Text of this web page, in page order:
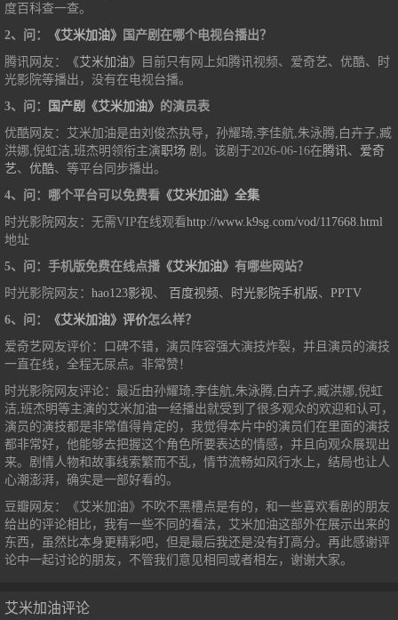
度百科查一查。
2、问：
《艾米加油》
国产剧在哪个电视台播出？
腾讯网友：
《艾米加油》
目前只有网上如腾讯视频、爱奇艺、优酷、时
光影院等播出，没有在电视台播。
3、问：
国产剧《艾米加油》 的演员表
优酷网友：艾米加油是由刘俊杰执导，孙耀琦,李佳航,朱泳腾,白卉子,臧
洪娜,倪虹洁,班杰明领衔主演职场 剧。该剧于2026-06-16在 腾讯 、 爱奇
艺、 优酷、等平台同步播出。
4、问：哪个平台可以免费看 《艾米加油》全集
时光影院网友：无需VIP在线观看http://www.k9sg.com/vod/117668.html
地址
5、问：手机版免费在线点播 《艾米加油》 有哪些网站？
时光影院网友： hao123影视、 百度视频、 时光影院手机版、 PPTV
6、问：
《艾米加油》评价怎么样？
爱奇艺网友评价：口碑不错，演员阵容强大演技炸裂，并且演员的演技
一直在线，全程无尿点。非常赞！
时光影院网友评论：最近由孙耀琦,李佳航,朱泳腾,白卉子,臧洪娜,倪虹
洁,班杰明等主演的艾米加油一经播出就受到了很多观众的欢迎和认可，
演员的演技都是非常值得肯定的，我觉得本片中的演员们在里面的演技
都非常好，他能够去把握这个角色所要表达的情感，并且向观众展现出
来。剧情人物和故事线索繁而不乱，情节流畅如风行水上，结局也让人
心潮澎湃，确实是一部好看的。
豆瓣网友：《艾米加油》不吹不黑槽点是有的，和一些喜欢看剧的朋友
给出的评论相比，我有一些不同的看法，艾米加油这部外在展示出来的
东西，虽然比本身更精彩吧，但是最后我还是没有打高分。再此感谢评
论中一起讨论的朋友，不管我们意见相同或者相左，谢谢大家。
艾米加油评论